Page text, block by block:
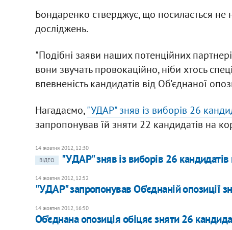
Бондаренко стверджує, що посилається не
досліджень.
"Подібні заяви наших потенційних
вони звучать провокаційно, ніби хтось
впевненість кандидатів від Об'єднаної
Нагадаємо,"УДАР" зняв із виборів 26
запропонував їй зняти 22 кандидатів на
14 жовтня 2012, 12:30
ВІДЕО
"УДАР" зняв із виборів 26
14 жовтня 2012, 12:52
"УДАР" запропонував Об'єднаній опозиції
14 жовтня 2012, 16:50
Об'єднана опозиція обіцяє зняти 26